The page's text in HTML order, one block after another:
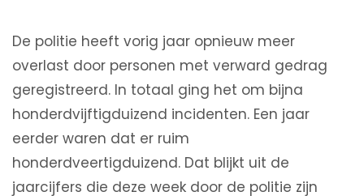
De politie heeft vorig jaar opnieuw meer
overlast door personen met verward gedrag
geregistreerd. In totaal ging het om bijna
honderdvijftigduizend incidenten. Een jaar
eerder waren dat er ruim
honderdveertigduizend. Dat blijkt uit de
jaarcijfers die deze week door de politie zijn